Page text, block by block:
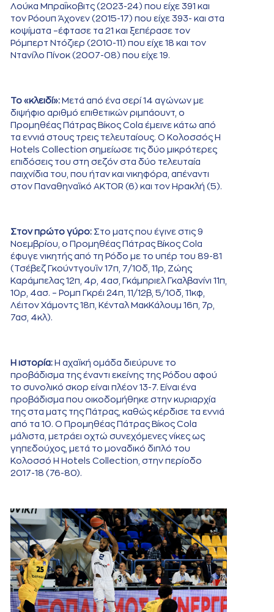
Λούκα Μπραΐκοβιτς (2023-24) που είχε 391 και
τον Ρόουπ Άχονεν (2015-17) που είχε 393- και στα
κοψίματα –έφτασε τα 21 και ξεπέρασε τον
Ρόμπερτ Ντόζιερ (2010-11) που είχε 18 και τον
Ντανίλο Πίνοκ (2007-08) που είχε 19.
Το «κλειδί»: Μετά από ένα σερί 14 αγώνων με
διψήφιο αριθμό επιθετικών ριμπάουντ, ο
Προμηθέας Πάτρας Βίκος Cola έμεινε κάτω από
τα εννιά στους τρεις τελευταίους. Ο Κολοσσός H
Hotels Collection σημείωσε τις δύο μικρότερες
επιδόσεις του στη σεζόν στα δύο τελευταία
παιχνίδια του, που ήταν και νικηφόρα, απέναντι
στον Παναθηναϊκό AKTOR (6) και τον Ηρακλή (5).
Στον πρώτο γύρο: Στο ματς που έγινε στις 9
Νοεμβρίου, ο Προμηθέας Πάτρας Βίκος Cola
έφυγε νικητής από τη Ρόδο με το υπέρ του 89-81
(Τσέβεζ Γκούντγουϊν 17π, 7/10δ, 11ρ, Ζώης
Καράμπελας 12π, 4ρ, 4ασ, Γκάμπριελ Γκαλβανίνι 11π,
10ρ, 4ασ. – Ρομπ Γκρέι 24π, 11/12β, 5/10δ, 11κφ,
Λέιτον Χάμοντς 18π, Κένταλ ΜακΚάλουμ 16π, 7ρ,
7ασ, 4κλ).
Η ιστορία: Η αχαϊκή ομάδα διεύρυνε το
προβάδισμα της έναντι εκείνης της Ρόδου αφού
το συνολικό σκορ είναι πλέον 13-7. Είναι ένα
προβάδισμα που οικοδομήθηκε στην κυριαρχία
της στα ματς της Πάτρας, καθώς κέρδισε τα εννιά
από τα 10. Ο Προμηθέας Πάτρας Βίκος Cola
μάλιστα, μετράει οχτώ συνεχόμενες νίκες ως
γηπεδούχος, μετά το μοναδικό διπλό του
Κολοσσό H Hotels Collection, στην περίοδο
2017-18 (76-80).